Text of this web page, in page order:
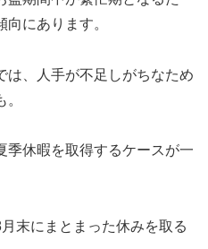
にあります。
は、人手が不足しがちなため
季休暇を取得するケースが一
末にまとまった休みを取る